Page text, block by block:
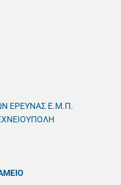
ΕΡΕΥΝΑΣ Ε.Μ.Π.